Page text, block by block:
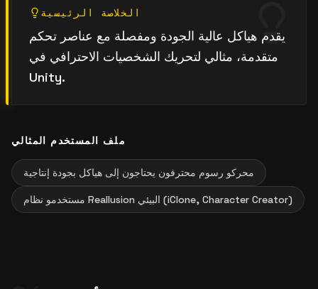
الخلاصة الرئيسية
يقدم هياكل عالية الجودة ومفصلة مع عناصر تحكم
متقدمة، مثالي لتحريك الشخصيات الاحترافي في
Unity.
ملف المستخدم المثالي
محركو رسوم محترفون يحتاجون إلى هياكل بجودة إنتاجية
مستخدمو نظام Reallusion البيئي (iClone, Character Creator)